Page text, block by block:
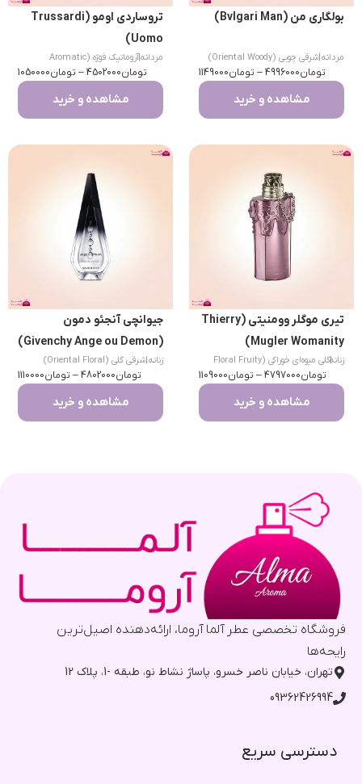
بولگاری من (Bvlgari Man)
مردانه|شرقی چوبی (Oriental Woody)
تومان4996000
– تومان1149000
مشاهده و خرید
تروساردی اومو (Trussardi
Uomo)
مردانه|
آروماتیک فوژه (Aromatic
Fougere)
تومان4502000
– تومان1050000
مشاهده و خرید
تیری موگلر وومنیتی (Thierry
Mugler Womanity)
زنانه
|
گلی میوه‌ای خوراکی (Floral Fruity
Gourmand)
تومان4797000
– تومان1109000
مشاهده و خرید
جیوانچی آنجئو دمون
(Givenchy Ange ou Demon)
زنانه|شرقی گلی (Oriental Floral)
تومان4802000
– تومان1110000
مشاهده و خرید
فروشگاه تخصصی عطر آلما آروما، ارائه‌دهنده اصیل‌ترین
رایحه‌ها
تهران، خیابان ناصر خسرو، پاساژ نشاط نو، طبقه -1، پلاک 12
09362426994
دسترسی سریع​